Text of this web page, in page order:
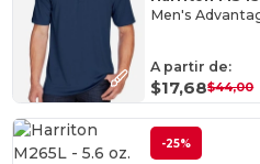
A partir de:
$17,68$44,00
-25%